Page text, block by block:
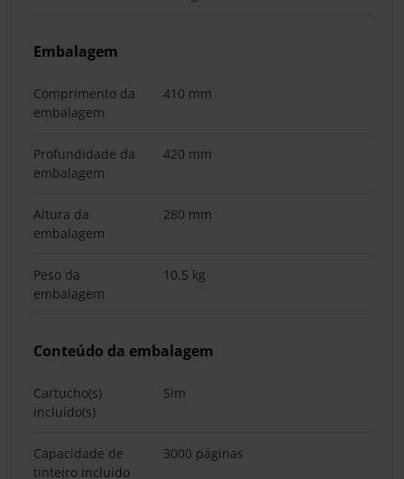
Embalagem
Comprimento da
embalagem
410 mm
Profundidade da
embalagem
420 mm
Altura da
embalagem
280 mm
Peso da
embalagem
10,5 kg
Conteúdo da embalagem
Cartucho(s)
incluído(s)
Sim
Capacidade de
tinteiro incluído
3000 páginas